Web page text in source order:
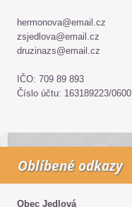
hermonova@email.cz
zsjedlova@email.cz
druzinazs@email.cz
IČO: 709 89 893
Číslo účtu: 163189223/0600
Oblíbené odkazy
Obec Jedlová